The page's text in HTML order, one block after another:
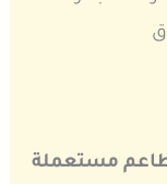
مستعملة